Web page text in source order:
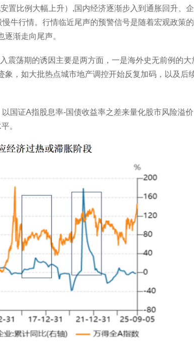
比例大幅上升）,国内经济逐渐步入到通胀回升、
牛行情。行情临近尾声的预警信号是随着宏观政策
渐走向尾声。
荡期的诱因主要是两方面，一是海外史无前例的大
，如大批热点城市地产调控开始反复加码，以及后
以国证A指股息率-国债收益率之差来量化股市风险溢
。